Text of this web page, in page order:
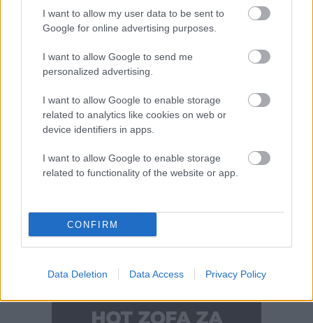
I want to allow my user data to be sent to
Google for online advertising purposes.
I want to allow Google to send me
personalized advertising.
I want to allow Google to enable storage
related to analytics like cookies on web or
device identifiers in apps.
I want to allow Google to enable storage
related to functionality of the website or app.
CONFIRM
Data Deletion Data Access Privacy Policy
Med sečnjo lesa v gozdu na Šentviški Gori v občini Tolmin se je
smrtno ponesrečil 40-letni moški. Zanj so bile...
more
about
sečnjo
lesa
je
smrtno
moški
Številčenje
prispevkov
1 2 Next